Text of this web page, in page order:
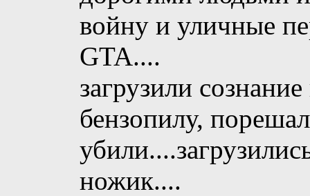
войну и уличные
GTA....
загрузили
бензопилу,
ножик....